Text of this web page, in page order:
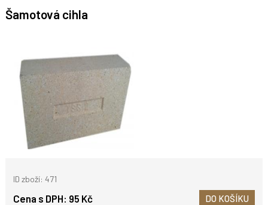
Šamotová cihla
ID zboží: 471
Cena s DPH: 95 Kč DO KOŠÍKU